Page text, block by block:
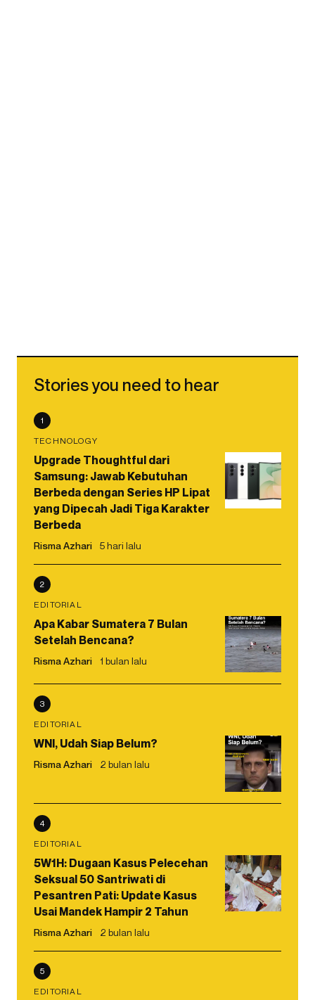
Stories you need to hear
1
TECHNOLOGY
Upgrade Thoughtful dari
Samsung: Jawab Kebutuhan
Berbeda dengan Series HP Lipat
yang Dipecah Jadi Tiga Karakter
Berbeda
Risma Azhari 5 hari lalu
2
EDITORIAL
Apa Kabar Sumatera 7 Bulan
Setelah Bencana?
Risma Azhari 1 bulan lalu
3
EDITORIAL
WNI, Udah Siap Belum?
Risma Azhari 2 bulan lalu
4
EDITORIAL
5W1H: Dugaan Kasus Pelecehan
Seksual 50 Santriwati di
Pesantren Pati: Update Kasus
Usai Mandek Hampir 2 Tahun
Risma Azhari 2 bulan lalu
5
EDITORIAL